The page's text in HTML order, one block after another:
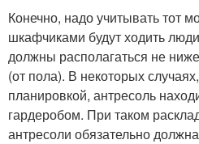
Конечно, надо учитывать тот
шкафчиками будут ходить
должны располагаться не
(от пола). В некоторых
планировкой, антресоль
гардеробом. При таком
антресоли обязательно